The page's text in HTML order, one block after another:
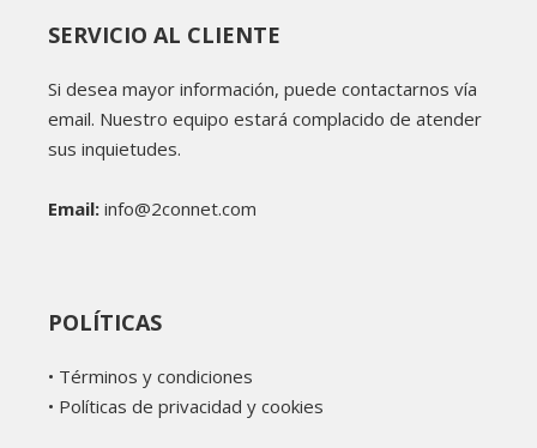
SERVICIO AL CLIENTE
Si desea mayor información, puede contactarnos vía
email. Nuestro equipo estará complacido de atender
sus inquietudes.
Email: info@2connet.com
POLÍTICAS
• Términos y condiciones
• Políticas de privacidad y cookies